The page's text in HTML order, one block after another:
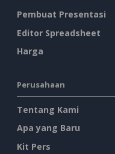
Pembuat Presentasi
Editor Spreadsheet
Harga
Perusahaan
Tentang Kami
Apa yang Baru
Kit Pers